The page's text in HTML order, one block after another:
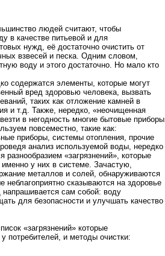
людей считают, чтобы
в качестве питьевой и для
нужд, её достаточно очистить от
взвесей и песка. Одним словом,
воду и этого достаточно. Но мало кто
содержатся элементы, которые могут
вред здоровью человека, вызвать
таких как отложение камней в
и т.д. Также, нередко, «неочищенная
в негодность многие бытовые приборы,
повсеместно, такие как:
приборы, системы отопления, прочие
анализ используемой воды, нередко
разнообразием «загрязнений», которые
у них в системе. Зачастую,
металлов и солей, обнаруживаются
неблагоприятно сказываются на здоровье
сам собой: воду
для безопасности и улучшать качество
«загрязнений» которые
потребителей, и методы очистки: